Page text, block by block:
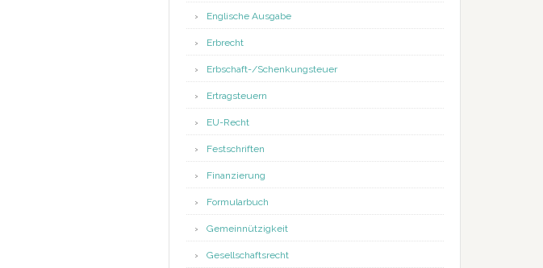
Englische Ausgabe
Erbrecht
Erbschaft-/Schenkungsteuer
Ertragsteuern
EU-Recht
Festschriften
Finanzierung
Formularbuch
Gemeinnützigkeit
Gesellschaftsrecht